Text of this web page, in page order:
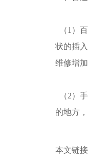
（1）
状的插
维修增加
（2）
的地方
本文链接